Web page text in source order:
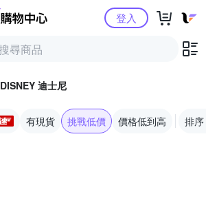
Yahoo購物中心登入
DISNEY 迪士尼
有現貨 挑戰低價 價格低到高 排序